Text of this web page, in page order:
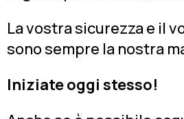
La vostra sicurezza e il
sono sempre la nostra
Iniziate oggi stesso!